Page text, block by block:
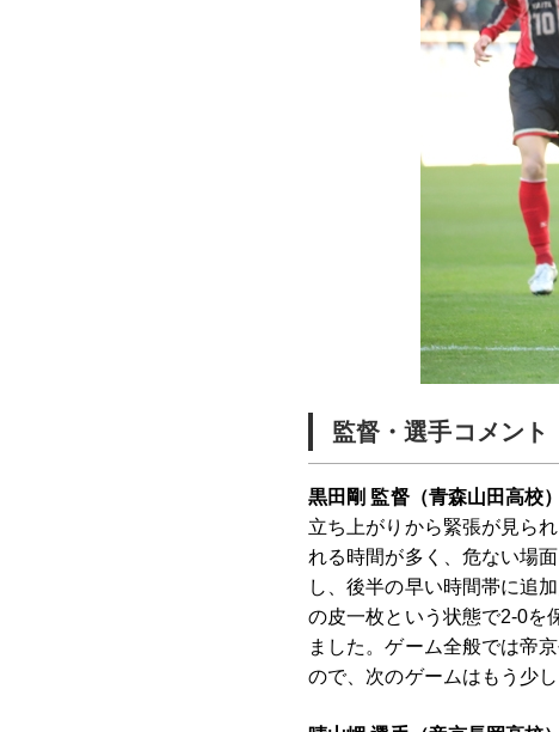
監督・選手コメント
黒田剛 監督（青森山田高校）
立ち上がりから緊張が見ら
れる時間が多く、危ない場
し、後半の早い時間帯に追
の皮一枚という状態で2-0を
ました。ゲーム全般では帝
ので、次のゲームはもう少